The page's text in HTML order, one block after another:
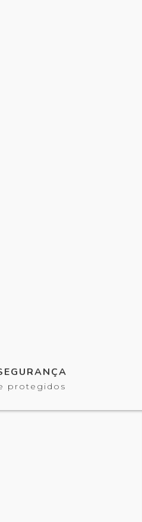
protegidos